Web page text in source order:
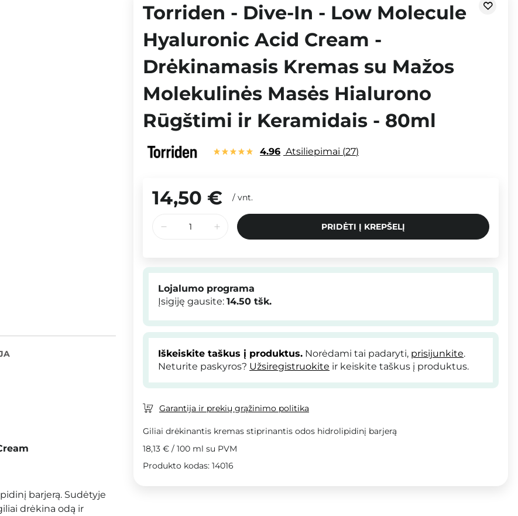
barjerą. Sudėtyje
drėkina odą ir
Torriden - Dive-In - Low Molecule
Hyaluronic Acid Cream -
Drėkinamasis Kremas su Mažos
Molekulinės Masės Hialurono
Rūgštimi ir Keramidais - 80ml
4.96 Atsiliepimai 27
14,50 € / vnt.
PRIDĖTI Į KREPŠELĮ
Lojalumo programa
Įsigiję gausite: 14.50 tšk.
Iškeiskite taškus į produktus. Norėdami tai padaryti, prisijunkite.
Neturite paskyros? Užsiregistruokite ir keiskite taškus į produktus.
Garantija ir prekių grąžinimo politika
Giliai drėkinantis kremas stiprinantis odos hidrolipidinį barjerą
18,13 € / 100 ml su PVM
Produkto kodas: 14016